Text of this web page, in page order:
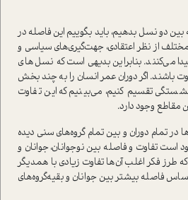
بين دو نسل‌ بدهيم، بايد بگوييم اين فاصله در
از نظر اعتقادي، جهت‌گيري‌هاي سياسي و
مي‌كنند. بنابراين بديهي است كه نسل‌هاي
باشند. اگر دوران عمر انسان را به چند بخش
تقسيم كنيم، مي‌بينيم كه اين تفاوت
مقاطع وجود دارد.
در تمام دوران و بين تمام گروه‌هاي سني ديده
است تفاوت و فاصله بين‌ نوجوانان، جوانان و
طرز فكر اغلب آن‌ها تفاوت زيادي با همديگر
فاصله بيشتر بين جوانان و بقيه‌گروه‌هاي